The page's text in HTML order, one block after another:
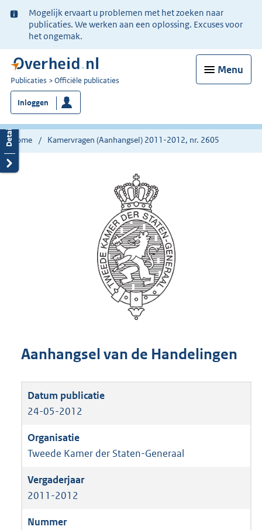
Ter
informatie:
Mogelijk ervaart u problemen met het zoeken naar
publicaties. We werken aan een oplossing. Excuses voor
het ongemak.
Menu
U
bent
nu
hier:
Publicaties Officiële publicaties
Inloggen
Home Kamervragen (Aanhangsel) 2011-2012, nr. 2605
Aanhangsel van de Handelingen
24-05-2012
Tweede Kamer der Staten-Generaal
2011-2012